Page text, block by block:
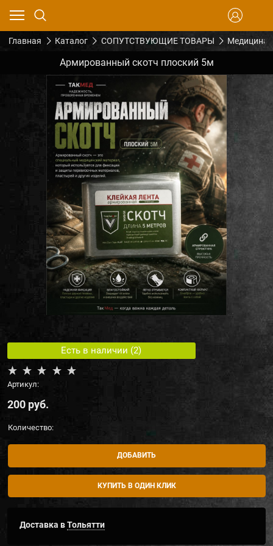
Главная Каталог СОПУТСТВУЮЩИЕ ТОВАРЫ Медицина
Армированный скотч плоский 5м
Есть в наличии (2)
Артикул:
200 руб.
Количество:
ДОБАВИТЬ
КУПИТЬ В ОДИН КЛИК
Доставка вТольятти